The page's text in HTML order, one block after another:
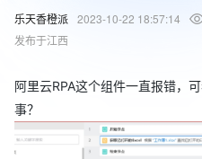
乐天香橙派 2023-10-22 18:57:14
发布于江西
阿里云RPA这个组件一直报错，
事？